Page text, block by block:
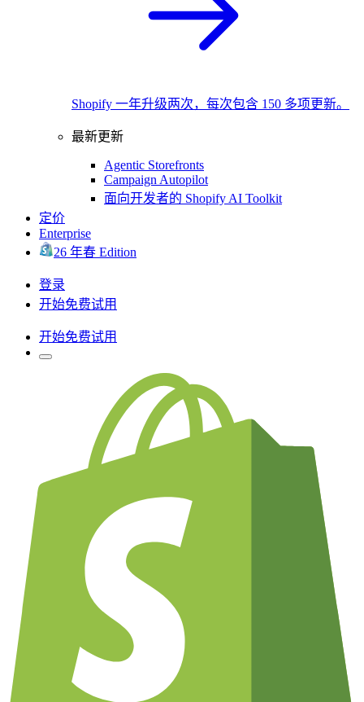
Shopify 一年升级两次，每次包含 150 多项更新。
最新更新
Agentic Storefronts
Campaign Autopilot
面向开发者的 Shopify AI Toolkit
定价
Enterprise
26 年春 Edition
登录
开始免费试用
开始免费试用